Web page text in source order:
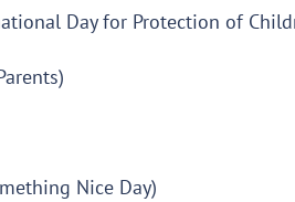
Day for Protection of
Nice Day)